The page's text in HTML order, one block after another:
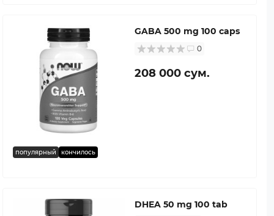
популярный кончилось
GABA 500 mg 100 caps
0
208 000 сум.
DHEA 50 mg 100 tab